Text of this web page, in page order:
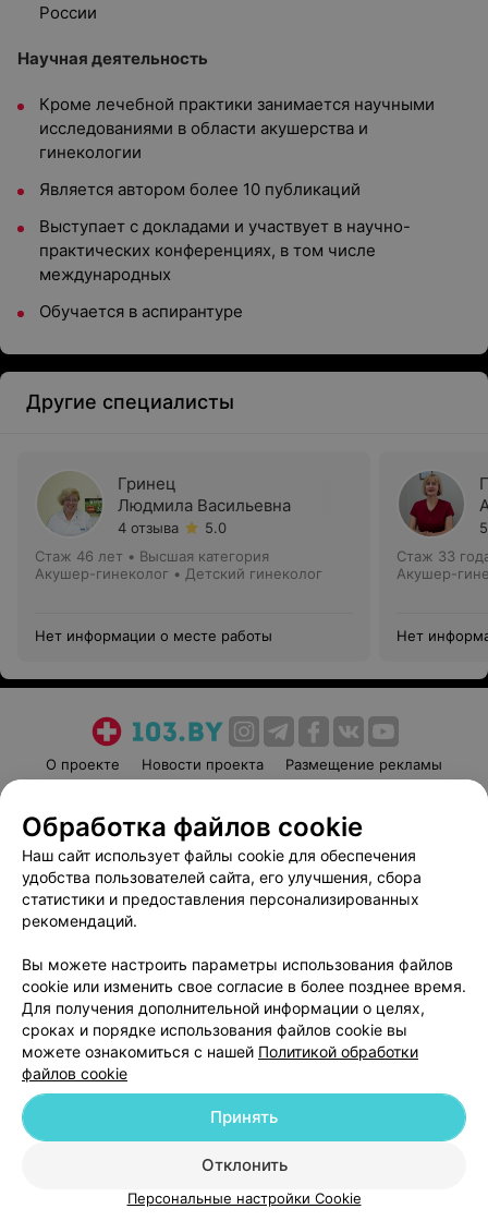
России
Научная деятельность
Кроме лечебной практики занимается научными
исследованиями в области акушерства и
гинекологии
Является автором более 10 публикаций
Выступает с докладами и участвует в научно-
практических конференциях, в том числе
международных
Обучается в аспирантуре
Другие специалисты
Гринец
Людмила Васильевна
4 отзыва
5.0
Стаж 46 лет • Высшая категория
Акушер-гинеколог • Детский гинеколог
Нет информации о месте работы
Стаж 33
Акушер-
Нет
О проекте Новости проекта
Размещение рекламы
Пользовательское соглашение
Способы оплаты
Вакансии
Партнеры
Написать руководителю 103.by
Обработка персональных данных
© 2026 ООО «Артокс Лаб», УНП 191700409
| 220012, Республика Беларусь,
Служба поддержки +375 291212755
Обработка файлов cookie
Наш сайт использует файлы cookie для обеспечения
удобства пользователей сайта, его улучшения, сбора
статистики и предоставления персонализированных
рекомендаций.
Вы можете настроить параметры использования файлов
cookie или изменить свое согласие в более позднее время.
Для получения дополнительной информации о целях,
сроках и порядке использования файлов cookie вы
можете ознакомиться с нашей Политикой обработки
файлов cookie
Отклонить
Принять
Персональные настройки Cookie